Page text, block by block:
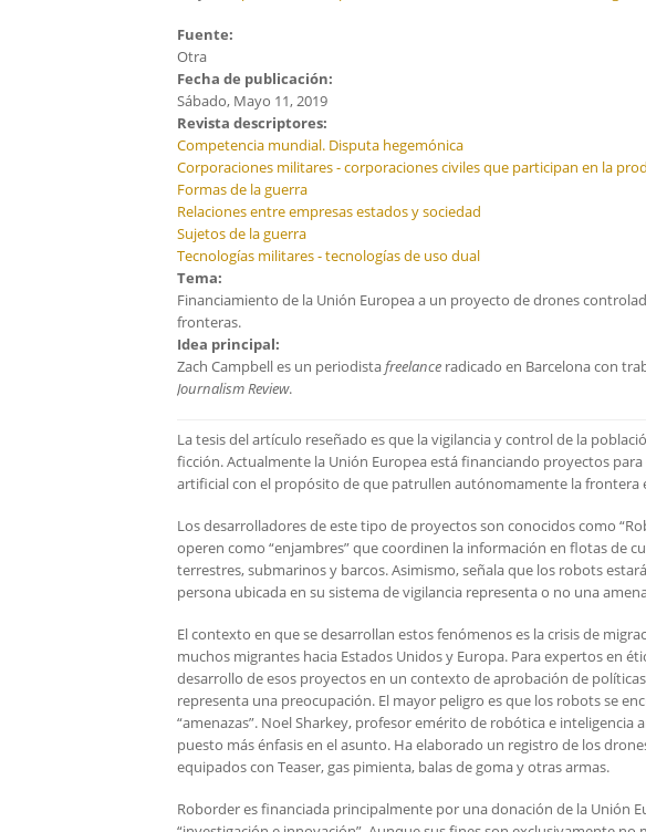
Fuente:
Otra
Fecha de publicación:
Sábado, Mayo 11, 2019
Revista descriptores:
Competencia mundial. Disputa hegemónica
Corporaciones militares - corporaciones civiles que participan en la
Formas de la guerra
Relaciones entre empresas estados y sociedad
Sujetos de la guerra
Tecnologías militares - tecnologías de uso dual
Tema:
Financiamiento de la Unión Europea a un proyecto de drones
fronteras.
Idea principal:
Zach Campbell es un periodistafreelance radicado en Barcelona con
Journalism Review.
La tesis del artículo reseñado es que la vigilancia y control de la
ficción. Actualmente la Unión Europea está financiando proyectos
artificial con el propósito de que patrullen autónomamente la frontera
Los desarrolladores de este tipo de proyectos son conocidos como
operen como “enjambres” que coordinen la información en flotas de
terrestres, submarinos y barcos. Asimismo, señala que los robots
persona ubicada en su sistema de vigilancia representa o no una
El contexto en que se desarrollan estos fenómenos es la crisis de
muchos migrantes hacia Estados Unidos y Europa. Para expertos en
desarrollo de esos proyectos en un contexto de aprobación de
representa una preocupación. El mayor peligro es que los robots se
“amenazas”. Noel Sharkey, profesor emérito de robótica e
puesto más énfasis en el asunto. Ha elaborado un registro de los
equipados con Teaser, gas pimienta, balas de goma y otras armas.
Roborder es financiada principalmente por una donación de la Unión